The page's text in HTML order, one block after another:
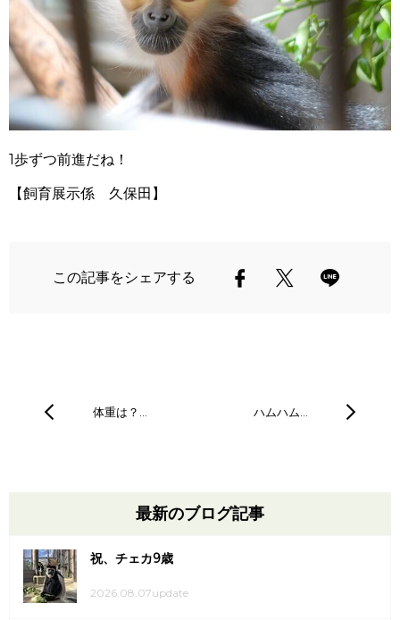
1歩ずつ前進だね！
【飼育展示係 久保田】
この記事をシェアする
体重は？… ハムハム…
最新のブログ記事
祝、チェカ9歳
2026.08.07update